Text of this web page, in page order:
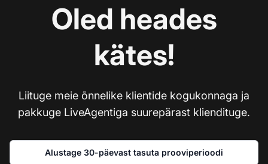
Oled heades
kätes!
Liituge meie õnnelike klientide kogukonnaga ja
pakkuge LiveAgentiga suurepärast kliendituge.
Alustage 30-päevast tasuta prooviperioodi